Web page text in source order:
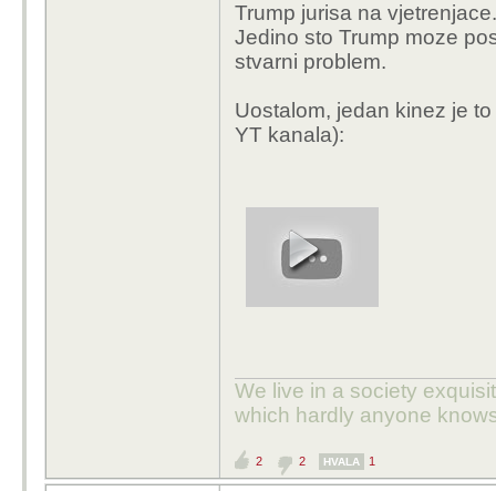
Trump jurisa na vjetrenjace.
Jedino sto Trump moze
stvarni problem.
Uostalom, jedan kinez je
YT kanala):
We live in a society
which hardly anyone
2 2 HVALA 1